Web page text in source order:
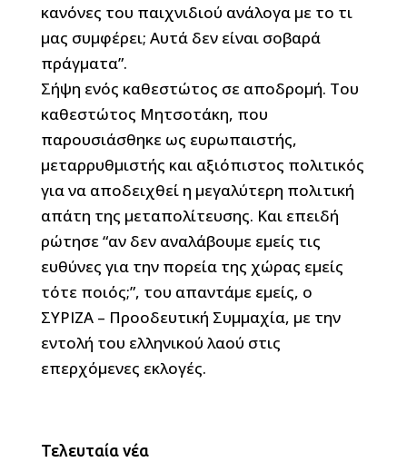
κανόνες του παιχνιδιού ανάλογα με το τι
μας συμφέρει; Αυτά δεν είναι σοβαρά
πράγματα”.
Σήψη ενός καθεστώτος σε αποδρομή. Του
καθεστώτος Μητσοτάκη, που
παρουσιάσθηκε ως ευρωπαιστής,
μεταρρυθμιστής και αξιόπιστος πολιτικός
για να αποδειχθεί η μεγαλύτερη πολιτική
απάτη της μεταπολίτευσης. Και επειδή
ρώτησε “αν δεν αναλάβουμε εμείς τις
ευθύνες για την πορεία της χώρας εμείς
τότε ποιός;”, του απαντάμε εμείς, ο
ΣΥΡΙΖΑ – Προοδευτική Συμμαχία, με την
εντολή του ελληνικού λαού στις
επερχόμενες εκλογές.
Τελευταία νέα